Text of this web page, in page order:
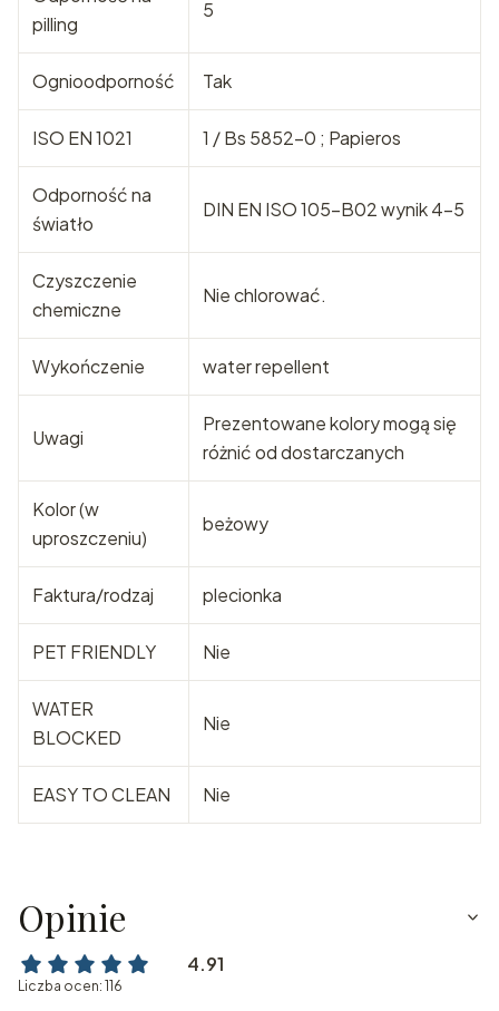
pilling
5
Ognioodporność Tak
ISO EN 1021 1 / Bs 5852-0 ; Papieros
Odporność na
światło
DIN EN ISO 105-B02 wynik 4-5
Czyszczenie
chemiczne
Nie chlorować.
Wykończenie water repellent
Uwagi
Prezentowane kolory mogą się
różnić od dostarczanych
Kolor (w
uproszczeniu)
beżowy
Faktura/rodzaj plecionka
PET FRIENDLY Nie
WATER
BLOCKED
Nie
EASY TO CLEAN Nie
Opinie
4.91
Liczba ocen: 116